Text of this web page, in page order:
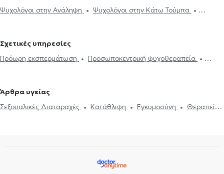
Ψυχολόγοι στην Ανάληψη
Ψυχολόγοι στην Κάτω Τούμπα
Ντεπώ
Ψυχολόγοι στην Καλαμαριά
Ψυχολόγοι στην Πυλαία
Ψυχολόγοι στη Σταυρούπολη
Ωραιόκαστρο
Σχετικές υπηρεσίες
Πρόωρη εκσπερμάτωση
Προσωποκεντρική ψυχοθεραπεία
και παιδιών
Ομαδική ψυχοθεραπεία
ενδυνάμωση
Συμβουλευτική φροντιστών ατόμων με άνοια
Life
Άρθρα υγείας
Σεξουαλικές Διαταραχές
Κατάθλιψη Εγκυμοσύνη
Θεραπεία
Τεστ επαγγελματικού προσανατολισμού